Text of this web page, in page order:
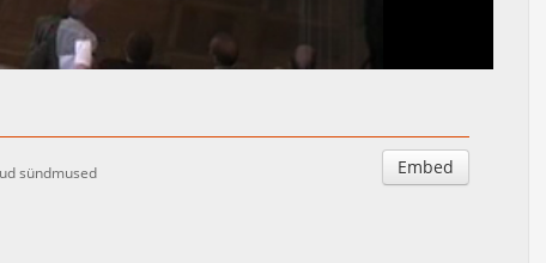
Embed
sündmused